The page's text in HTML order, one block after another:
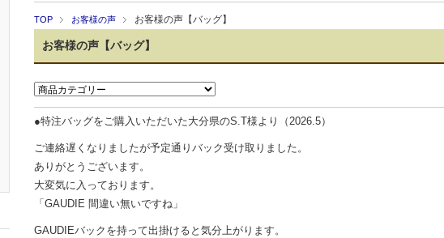
TOP お客様の声 お客様の声【バッグ】
お客様の声【バッグ】
●特注バッグをご購入いただいた大分県のS.T様より（2026.5）
ご連絡遅くなりましたが予定通りバック受け取りました。
ありがとうございます。
大変気に入っております。
「GAUDIE 間違い無いですね」
GAUDIEバックを持って出掛けると気分上がります。